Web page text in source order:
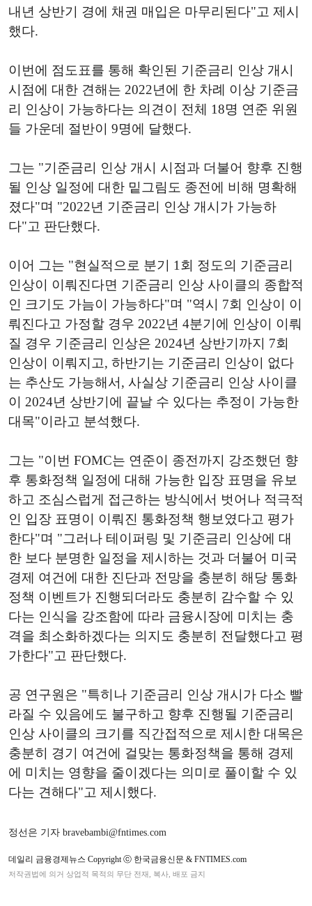
내년 상반기 경에 채권 매입은 마무리된다"고 제시
했다.
이번에 점도표를 통해 확인된 기준금리 인상 개시
시점에 대한 견해는 2022년에 한 차례 이상 기준금
리 인상이 가능하다는 의견이 전체 18명 연준 위원
들 가운데 절반이 9명에 달했다.
그는 "기준금리 인상 개시 시점과 더불어 향후 진행
될 인상 일정에 대한 밑그림도 종전에 비해 명확해
졌다"며 "2022년 기준금리 인상 개시가 가능하
다"고 판단했다.
이어 그는 "현실적으로 분기 1회 정도의 기준금리
인상이 이뤄진다면 기준금리 인상 사이클의 종합적
인 크기도 가늠이 가능하다"며 "역시 7회 인상이 이
뤄진다고 가정할 경우 2022년 4분기에 인상이 이뤄
질 경우 기준금리 인상은 2024년 상반기까지 7회
인상이 이뤄지고, 하반기는 기준금리 인상이 없다
는 추산도 가능해서, 사실상 기준금리 인상 사이클
이 2024년 상반기에 끝날 수 있다는 추정이 가능한
대목"이라고 분석했다.
그는 "이번 FOMC는 연준이 종전까지 강조했던 향
후 통화정책 일정에 대해 가능한 입장 표명을 유보
하고 조심스럽게 접근하는 방식에서 벗어나 적극적
인 입장 표명이 이뤄진 통화정책 행보였다고 평가
한다"며 "그러나 테이퍼링 및 기준금리 인상에 대
한 보다 분명한 일정을 제시하는 것과 더불어 미국
경제 여건에 대한 진단과 전망을 충분히 해당 통화
정책 이벤트가 진행되더라도 충분히 감수할 수 있
다는 인식을 강조함에 따라 금융시장에 미치는 충
격을 최소화하겠다는 의지도 충분히 전달했다고 평
가한다"고 판단했다.
공 연구원은 "특히나 기준금리 인상 개시가 다소 빨
라질 수 있음에도 불구하고 향후 진행될 기준금리
인상 사이클의 크기를 직간접적으로 제시한 대목은
충분히 경기 여건에 걸맞는 통화정책을 통해 경제
에 미치는 영향을 줄이겠다는 의미로 풀이할 수 있
다는 견해다"고 제시했다.
정선은 기자 bravebambi@fntimes.com
데일리 금융경제뉴스 Copyright ⓒ 한국금융신문 & FNTIMES.com
저작권법에 의거 상업적 목적의 무단 전재, 복사, 배포 금지